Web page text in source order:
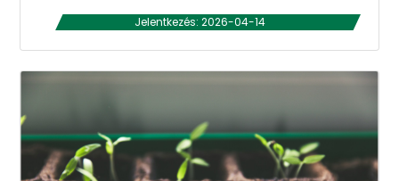
Jelentkezés: 2026-04-14